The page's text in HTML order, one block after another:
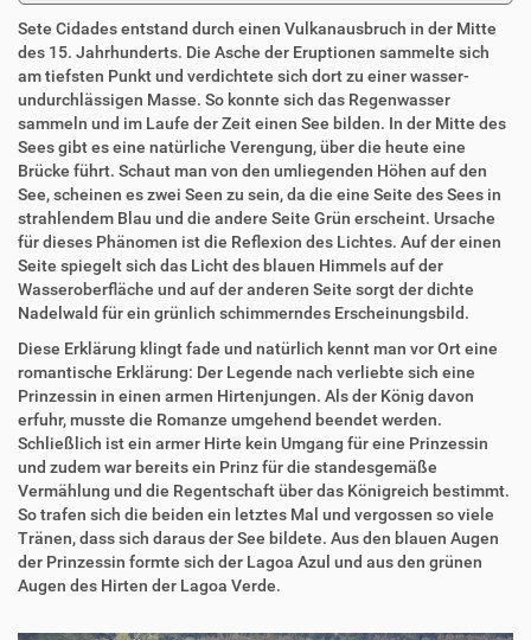
Sete Cidades entstand durch einen Vulkanausbruch in der Mitte
des 15. Jahrhunderts. Die Asche der Eruptionen sammelte sich
am tiefsten Punkt und verdichtete sich dort zu einer wasser-
undurchlässigen Masse. So konnte sich das Regenwasser
sammeln und im Laufe der Zeit einen See bilden. In der Mitte des
Sees gibt es eine natürliche Verengung, über die heute eine
Brücke führt. Schaut man von den umliegenden Höhen auf den
See, scheinen es zwei Seen zu sein, da die eine Seite des Sees in
strahlendem Blau und die andere Seite Grün erscheint. Ursache
für dieses Phänomen ist die Reflexion des Lichtes. Auf der einen
Seite spiegelt sich das Licht des blauen Himmels auf der
Wasseroberfläche und auf der anderen Seite sorgt der dichte
Nadelwald für ein grünlich schimmerndes Erscheinungsbild.
Diese Erklärung klingt fade und natürlich kennt man vor Ort eine
romantische Erklärung: Der Legende nach verliebte sich eine
Prinzessin in einen armen Hirtenjungen. Als der König davon
erfuhr, musste die Romanze umgehend beendet werden.
Schließlich ist ein armer Hirte kein Umgang für eine Prinzessin
und zudem war bereits ein Prinz für die standesgemäße
Vermählung und die Regentschaft über das Königreich bestimmt.
So trafen sich die beiden ein letztes Mal und vergossen so viele
Tränen, dass sich daraus der See bildete. Aus den blauen Augen
der Prinzessin formte sich der Lagoa Azul und aus den grünen
Augen des Hirten der Lagoa Verde.